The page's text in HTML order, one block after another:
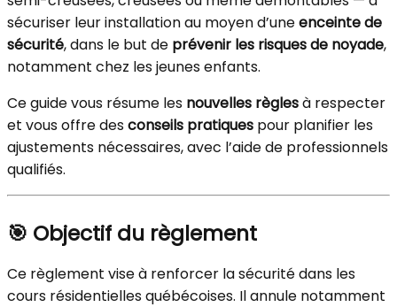
sécuriser leur installation au moyen d’uneenceinte de
sécurité, dans le but de prévenir les risques de noyade,
notamment chez les jeunes enfants.
Ce guide vous résume les nouvelles règlesà respecter
et vous offre desconseils pratiques pour planifier les
ajustements nécessaires, avec l’aide de professionnels
qualifiés.
🎯 Objectif du règlement
Ce règlement vise à renforcer la sécurité dans les
cours résidentielles québécoises. Il annule notamment